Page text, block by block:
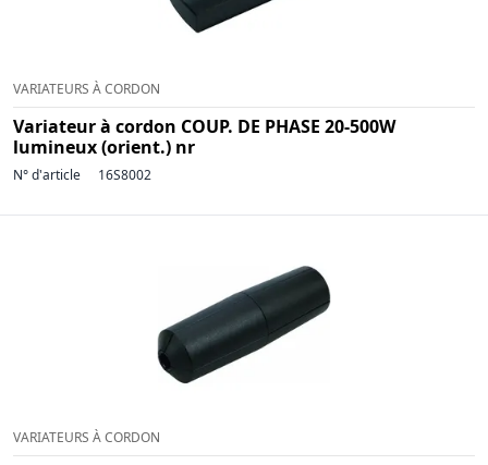
VARIATEURS À CORDON
Variateur à cordon COUP. DE PHASE 20-500W
lumineux (orient.) nr
N° d'article 16S8002
VARIATEURS À CORDON